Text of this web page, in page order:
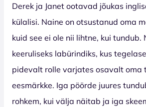
Derek ja Janet ootavad jõukas
külalisi. Naine on otsustanud oma
kuid see ei ole nii lihtne, kui tundub.
keeruliseks labürindiks, kus
pidevalt rolle varjates osavalt oma
eesmärkke. Iga pöörde juures
rohkem, kui välja näitab ja iga